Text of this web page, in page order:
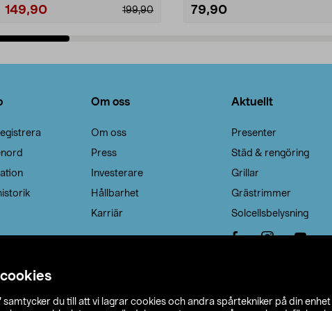
samtycker du till att vi lagrar cookies och andra spårtekniker på din enhet
199,90
149,90 79,90
Om oss
Om oss
Press
Investerare
Hållbarhet
Karriär
Aktuellt
Presenter
Städ & rengöring
Grillar
Grästrimmer
Solcellsbelysning